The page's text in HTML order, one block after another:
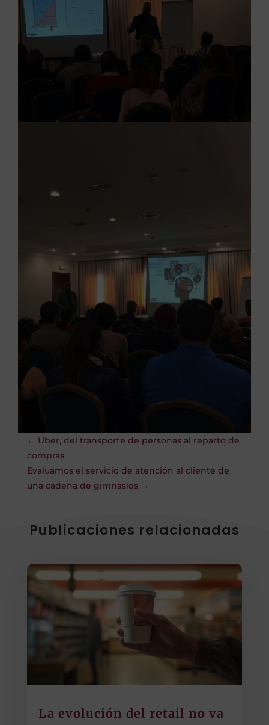
← Uber, del transporte de personas al reparto de
compras
Evaluamos el servicio de atención al cliente de
una cadena de gimnasios→
Publicaciones relacionadas
La evolución del retail no va